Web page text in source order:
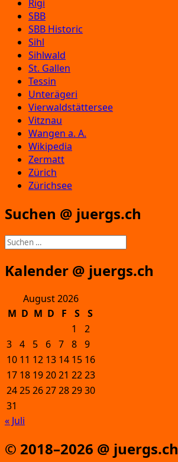
Rigi
SBB
SBB Historic
Sihl
Sihlwald
St. Gallen
Tessin
Unterägeri
Vierwaldstättersee
Vitznau
Wangen a. A.
Wikipedia
Zermatt
Zürich
Zürichsee
Suchen @ juergs.ch
Suchen
nach:
Kalender @ juergs.ch
August 2026
M D M D F S
S
1
2
3 4 5 6 7 8 9
10 11 12 13 14 15 16
17 18 192021 2223
24252627282930
31
« Juli
© 2018–2026 @ juergs.ch